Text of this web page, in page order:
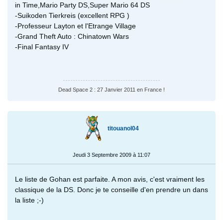
in Time,Mario Party DS,Super Mario 64 DS
-Suikoden Tierkreis (excellent RPG )
-Professeur Layton et l'Etrange Village
-Grand Theft Auto : Chinatown Wars
-Final Fantasy IV
Dead Space 2 : 27 Janvier 2011 en France !
titouanol04
Jeudi 3 Septembre 2009 à 11:07
Le liste de Gohan est parfaite. A mon avis, c'est vraiment les
classique de la DS. Donc je te conseille d'en prendre un dans
la liste ;-)